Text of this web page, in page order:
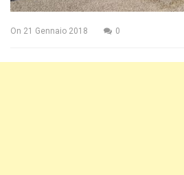
On 21 Gennaio 2018 0